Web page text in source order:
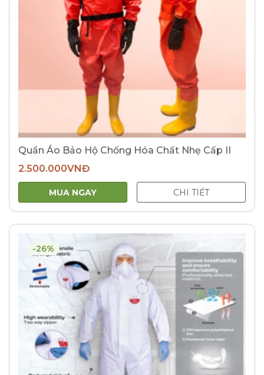
Quần Áo Bảo Hộ Chống Hóa Chất Nhẹ Cấp II
2.500.000VNĐ
MUA NGAY CHI TIẾT
-26%